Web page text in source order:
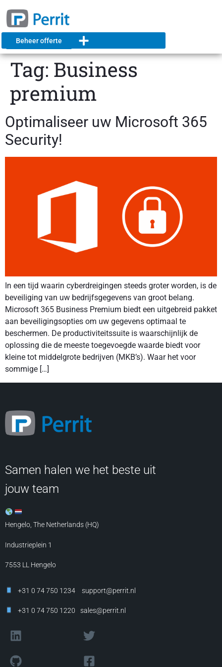
Beheer offerte
Tag: Business
premium
Optimaliseer uw Microsoft 365
Security!
In een tijd waarin cyberdreigingen steeds groter worden, is de
beveiliging van uw bedrijfsgegevens van groot belang.
Microsoft 365 Business Premium biedt een uitgebreid pakket
aan beveiligingsopties om uw gegevens optimaal te
beschermen. De productiviteitssuite is waarschijnlijk de
oplossing die de meeste toegevoegde waarde biedt voor
kleine tot middelgrote bedrijven (MKB’s). Waar het voor
sommige […]
Samen halen we het beste uit
jouw team
Hengelo, The Netherlands (HQ)
Industrieplein 1
7553 LL Hengelo
+31 0 74 750 1234 support@perrit.nl
+31 0 74 750 1220 sales@perrit.nl